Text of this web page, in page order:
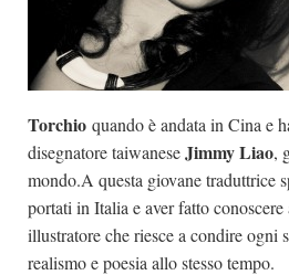
Partnership
Giallo Stresa
Tabù Festival 2014
A Tutto Volume
Salone di Torino
Marketing
Torchio quando è andata in Cina e
disegnatore taiwaneseJimmy Liao,
mondo.A questa giovane traduttrice
portati in Italia e aver fatto
illustratore che riesce a condire ogni
realismo e poesia allo stesso tempo.